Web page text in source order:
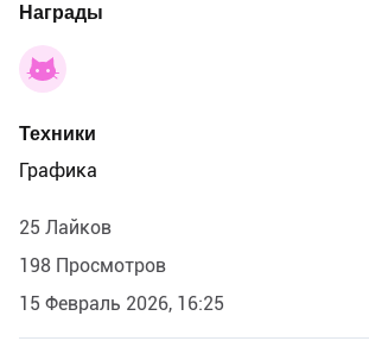
Награды
Техники
Графика
25 Лайков
198 Просмотров
15 Февраль 2026, 16:25